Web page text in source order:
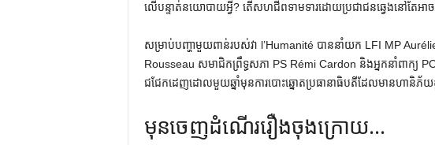
លើ​បន្ទាត់​នយោបាយ​អ្វី? តើ​សហជីព​ទាមទារ​ដោយ​ប្រជាជន​ឆ្វេង​នៅ​តែ​អាច​
សម្រាប់បញ្ហាមួយពាន់របស់វា l’Humanité បាននាំយក LFI MP
Rousseau សមាជិកព្រឹទ្ធសភា PS Rémi Cardon និងអ្នកនាំពាក្យ
ជជែកដេញដោលមួយឆ្នាំមុនការបោះឆ្នោតប្រធានាធិបតីដែលមានហានិភ័យ
មុន​ចេញ​ដំណើរ​រឿង​ចុង​ក្រោយ…